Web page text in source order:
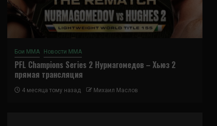
Бои ММА Новости ММА
PFL Champions Series 2 Нурмагомедов – Хьюз 2
прямая трансляция
4 месяца тому назад Михаил Маслов